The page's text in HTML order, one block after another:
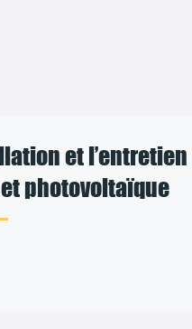
et l’entretien
photovoltaïque